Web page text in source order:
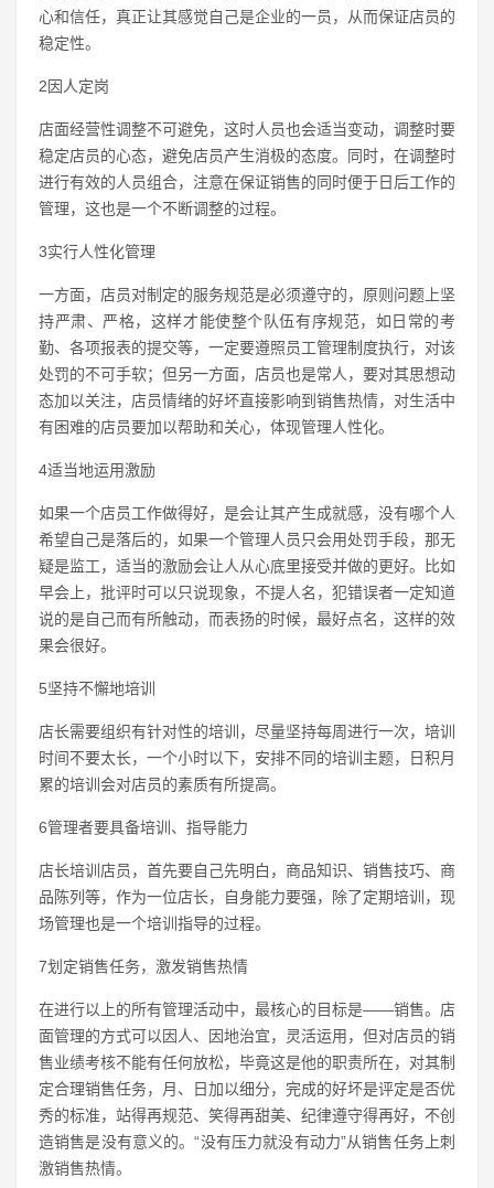
心和信任，真正让其感觉自己是企业的一员，从而保证店员的
稳定性。
2因人定岗
店面经营性调整不可避免，这时人员也会适当变动，调整时要
稳定店员的心态，避免店员产生消极的态度。同时，在调整时
进行有效的人员组合，注意在保证销售的同时便于日后工作的
管理，这也是一个不断调整的过程。
3实行人性化管理
一方面，店员对制定的服务规范是必须遵守的，原则问题上坚
持严肃、严格，这样才能使整个队伍有序规范，如日常的考
勤、各项报表的提交等，一定要遵照员工管理制度执行，对该
处罚的不可手软；但另一方面，店员也是常人，要对其思想动
态加以关注，店员情绪的好坏直接影响到销售热情，对生活中
有困难的店员要加以帮助和关心，体现管理人性化。
4适当地运用激励
如果一个店员工作做得好，是会让其产生成就感，没有哪个人
希望自己是落后的，如果一个管理人员只会用处罚手段，那无
疑是监工，适当的激励会让人从心底里接受并做的更好。比如
早会上，批评时可以只说现象，不提人名，犯错误者一定知道
说的是自己而有所触动，而表扬的时候，最好点名，这样的效
果会很好。
5坚持不懈地培训
店长需要组织有针对性的培训，尽量坚持每周进行一次，培训
时间不要太长，一个小时以下，安排不同的培训主题，日积月
累的培训会对店员的素质有所提高。
6管理者要具备培训、指导能力
店长培训店员，首先要自己先明白，商品知识、销售技巧、商
品陈列等，作为一位店长，自身能力要强，除了定期培训，现
场管理也是一个培训指导的过程。
7划定销售任务，激发销售热情
在进行以上的所有管理活动中，最核心的目标是——销售。店
面管理的方式可以因人、因地治宜，灵活运用，但对店员的销
售业绩考核不能有任何放松，毕竟这是他的职责所在，对其制
定合理销售任务，月、日加以细分，完成的好坏是评定是否优
秀的标准，站得再规范、笑得再甜美、纪律遵守得再好，不创
造销售是没有意义的。“没有压力就没有动力”从销售任务上刺
激销售热情。